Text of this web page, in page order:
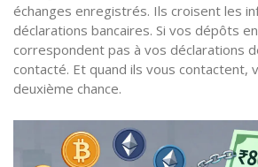
échanges enregistrés. Ils croisent les
déclarations bancaires. Si vos dépôts
correspondent pas à vos déclarations
contacté. Et quand ils vous contactent,
deuxième chance.